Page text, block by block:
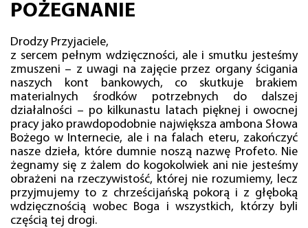
POŻEGNANIE
Drodzy Przyjaciele,
z sercem pełnym wdzięczności, ale i smutku jesteśmy
zmuszeni – z uwagi na zajęcie przez organy ścigania
naszych kont bankowych, co skutkuje brakiem
materialnych środków potrzebnych do dalszej
działalności – po kilkunastu latach pięknej i owocnej
pracy jako prawdopodobnie największa ambona Słowa
Bożego w Internecie, ale i na falach eteru, zakończyć
nasze dzieła, które dumnie noszą nazwę Profeto. Nie
żegnamy się z żalem do kogokolwiek ani nie jesteśmy
obrażeni na rzeczywistość, której nie rozumiemy, lecz
przyjmujemy to z chrześcijańską pokorą i z głęboką
wdzięcznością wobec Boga i wszystkich, którzy byli
częścią tej drogi.